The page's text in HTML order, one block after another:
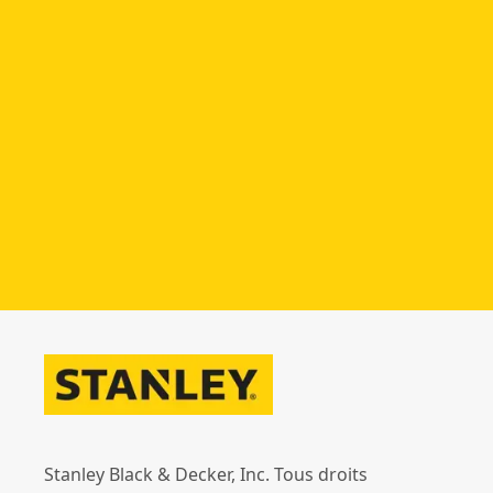
Stanley Black & Decker, Inc. Tous droits